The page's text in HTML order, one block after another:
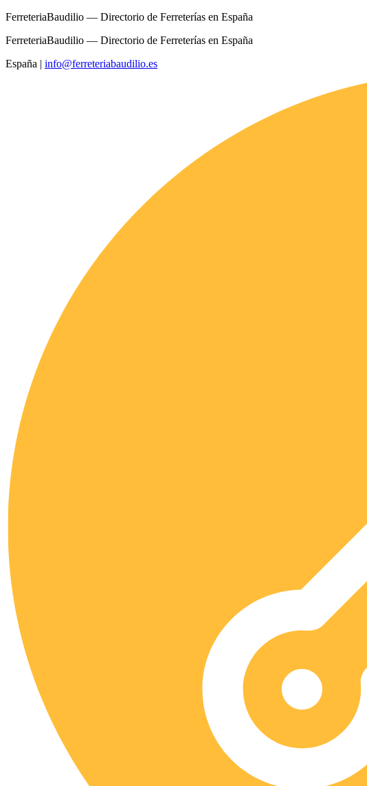
FerreteriaBaudilio — Directorio de Ferreterías en España
FerreteriaBaudilio — Directorio de Ferreterías en España
España | info@ferreteriabaudilio.es